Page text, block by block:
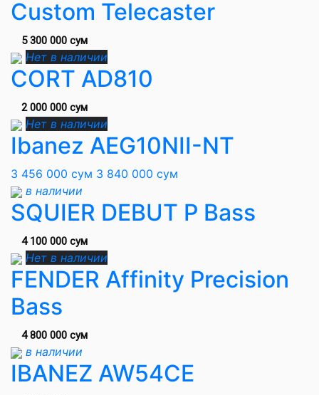
Custom Telecaster
5 300 000 сум
Нет в наличии
CORT AD810
2 000 000 сум
Нет в наличии
Ibanez AEG10NII-NT
3 456 000 сум 3 840 000 сум
в наличии
SQUIER DEBUT P Bass
4 100 000 сум
Нет в наличии
FENDER Affinity Precision
Bass
4 800 000 сум
в наличии
IBANEZ AW54CE